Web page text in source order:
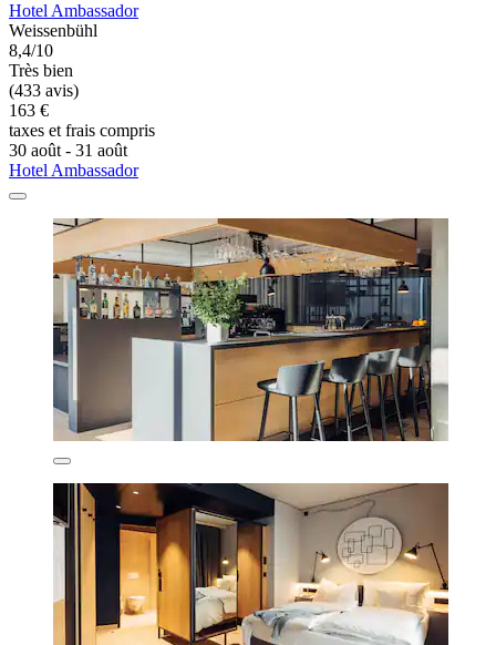
Hotel Ambassador
Weissenbühl
8,4/10
Très bien
(433 avis)
163 €
taxes et frais compris
30 août - 31 août
Hotel Ambassador